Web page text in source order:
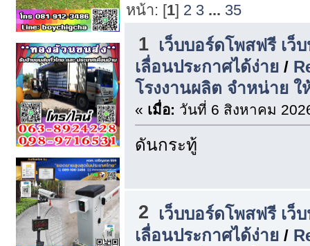
หน้า: [1] 2 3 ... 35
1 เว็บบอร์ดโพสฟรี เว็
เลื่อนประกาศได้ง่าย/
โรงงานผลิต จำหน่าย ใ
« เมื่อ: วันที่ 6 สิงหาคม
ดันกระทู้
2
เว็บบอร์ดโพสฟรี เว็
เลื่อนประกาศได้ง่าย/